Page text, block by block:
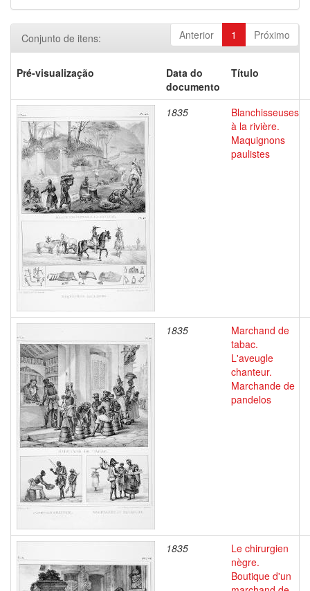
Anterior 1 Próximo
Conjunto de itens:
Pré-visualização
Data do
documento
Título
1835
Blanchisseuses
à la rivière.
Maquignons
paulistes
1835
Marchand de
tabac.
L'aveugle
chanteur.
Marchande de
pandelos
1835
Le chirurgien
nègre.
Boutique d'un